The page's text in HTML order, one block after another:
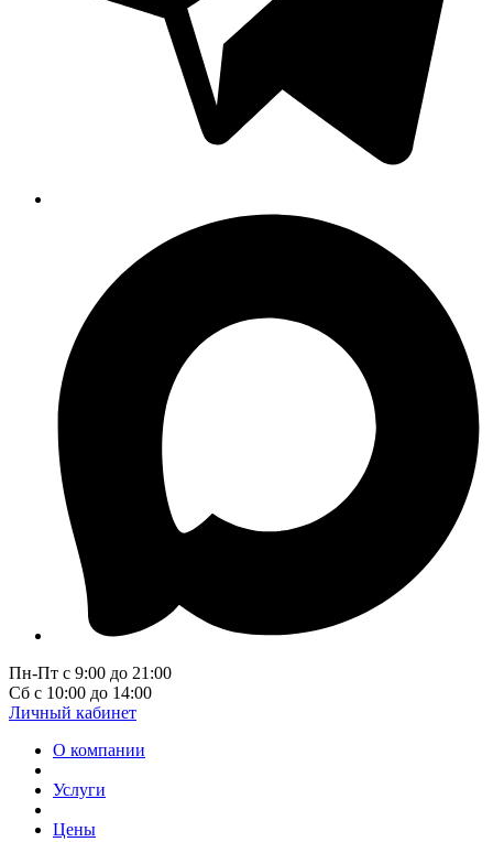
Пн-Пт с 9:00 до 21:00
Сб с 10:00 до 14:00
Личный кабинет
О компании
Услуги
Цены